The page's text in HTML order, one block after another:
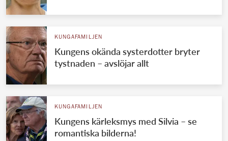
KUNGAFAMILJEN
Kungens okända systerdotter bryter
tystnaden – avslöjar allt
KUNGAFAMILJEN
Kungens kärleksmys med Silvia – se
romantiska bilderna!